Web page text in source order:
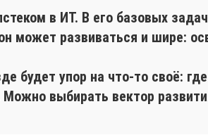
в ИТ. В его базовых
может развиваться и шире:
будет упор на что-то своё:
выбирать вектор